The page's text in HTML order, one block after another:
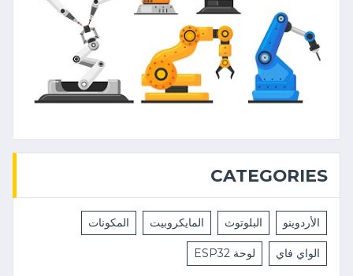
CATEGORIES
الأردوينو البلوتوث المايكروبيت المكونات
الواي فاي لوحة ESP32